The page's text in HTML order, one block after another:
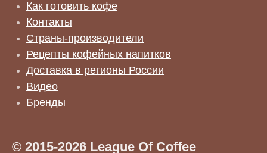
Как готовить кофе
Контакты
Страны-производители
Рецепты кофейных напитков
Доставка в регионы России
Видео
Бренды
© 2015-2026 League Of Coffee